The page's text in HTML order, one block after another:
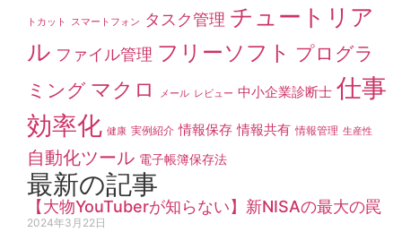
トカット スマートフォン タスク管理 チュートリア
ル ファイル管理 フリーソフト プログラ
ミング マクロ メール レビュー 中小企業診断士 仕事
効率化 健康 実例紹介 情報保存 情報共有 情報管理 生産性
自動化ツール 電子帳簿保存法
最新の記事
【大物YouTuberが知らない】新NISAの最大の罠
2024年3月22日